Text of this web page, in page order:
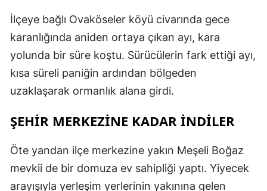
İlçeye bağlı Ovaköseler köyü civarında gece
karanlığında aniden ortaya çıkan ayı, kara
yolunda bir süre koştu. Sürücülerin fark ettiği ayı,
kısa süreli paniğin ardından bölgeden
uzaklaşarak ormanlık alana girdi.
ŞEHİR MERKEZİNE KADAR İNDİLER
Öte yandan ilçe merkezine yakın Meşeli Boğaz
mevkii de bir domuza ev sahipliği yaptı. Yiyecek
arayışıyla yerleşim yerlerinin yakınına gelen